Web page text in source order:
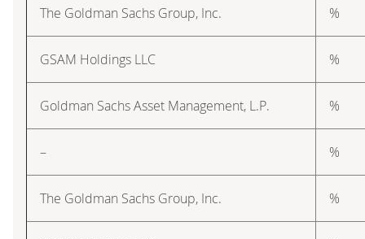
The Goldman Sachs Group, Inc. %
GSAM Holdings LLC %
Goldman Sachs Asset Management, L.P. %
– %
The Goldman Sachs Group, Inc. %